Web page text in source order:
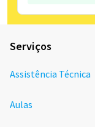
Serviços
Assistência Técnica
Aulas